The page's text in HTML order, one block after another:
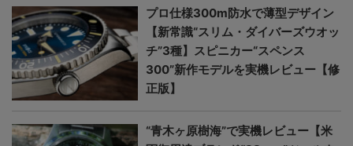
プロ仕様300m防水で薄型デザイン
【新常識“スリム・ダイバーズウオッ
チ”3種】スピニカー“スペンス
300”新作モデルを実機レビュー【修
正版】
“青木ヶ原樹海”で実機レビュー【米